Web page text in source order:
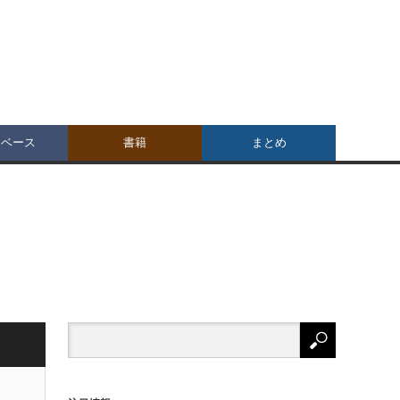
ース 書籍 まとめ